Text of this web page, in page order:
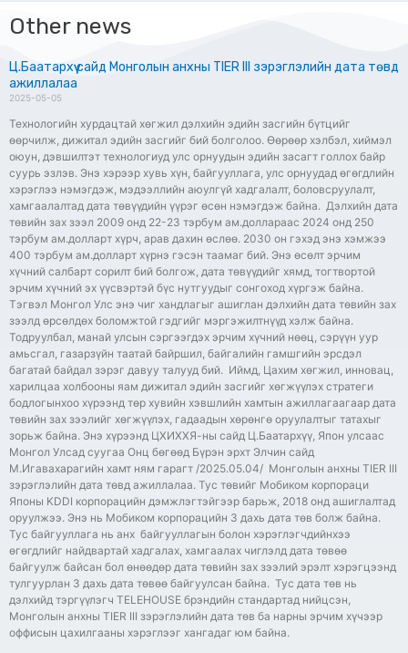
Other news
Ц.Баатархүү сайд Монголын анхны TIER III зэрэглэлийн дата төвд
ажиллалаа
2025-05-05
Технологийн хурдацтай хөгжил дэлхийн эдийн засгийн бүтцийг
өөрчилж, дижитал эдийн засгийг бий болголоо. Өөрөөр хэлбэл, хиймэл
оюун, дэвшилтэт технологиуд улс орнуудын эдийн засагт голлох байр
суурь эзлэв. Энэ хэрээр хувь хүн, байгууллага, улс орнуудад өгөгдлийн
хэрэглээ нэмэгдэж, мэдээллийн аюулгүй хадгалалт, боловсруулалт,
хамгаалалтад дата төвүүдийн үүрэг өсөн нэмэгдэж байна. Дэлхийн дата
төвийн зах зээл 2009 онд 22-23 тэрбум ам.доллараас 2024 онд 250
тэрбум ам.долларт хүрч, арав дахин өслөө. 2030 он гэхэд энэ хэмжээ
400 тэрбум ам.долларт хүрнэ гэсэн таамаг бий. Энэ өсөлт эрчим
хүчний салбарт сорилт бий болгож, дата төвүүдийг хямд, тогтвортой
эрчим хүчний эх үүсвэртэй бүс нутгуудыг сонгоход хүргэж байна.
Тэгвэл Монгол Улс энэ чиг хандлагыг ашиглан дэлхийн дата төвийн зах
зээлд өрсөлдөх боломжтой гэдгийг мэргэжилтнүүд хэлж байна.
Тодруулбал, манай улсын сэргээгдэх эрчим хүчний нөөц, сэрүүн уур
амьсгал, газарзүйн таатай байршил, байгалийн гамшгийн эрсдэл
багатай байдал зэрэг давуу талууд бий. Иймд, Цахим хөгжил, инновац,
харилцаа холбооны яам дижитал эдийн засгийг хөгжүүлэх стратеги
бодлогынхоо хүрээнд төр хувийн хэвшлийн хамтын ажиллагаагаар дата
төвийн зах зээлийг хөгжүүлэх, гадаадын хөрөнгө оруулалтыг татахыг
зорьж байна. Энэ хүрээнд ЦХИХХЯ-ны сайд Ц.Баатархүү, Япон улсаас
Монгол Улсад суугаа Онц бөгөөд Бүрэн эрхт Элчин сайд
М.Игавахарагийн хамт ням гарагт /2025.05.04/ Монголын анхны TIER III
зэрэглэлийн дата төвд ажиллалаа. Тус төвийг Мобиком корпораци
Японы KDDI корпорацийн дэмжлэгтэйгээр барьж, 2018 онд ашиглалтад
оруулжээ. Энэ нь Мобиком корпорацийн 3 дахь дата төв болж байна.
Тус байгууллага нь анх байгууллагын болон хэрэглэгчдийнхээ
өгөгдлийг найдвартай хадгалах, хамгаалах чиглэлд дата төвөө
байгуулж байсан бол өнөөдөр дата төвийн зах зээлий эрэлт хэрэгцээнд
тулгуурлан 3 дахь дата төвөө байгуулсан байна. Тус дата төв нь
дэлхийд тэргүүлэгч TELEHOUSE брэндийн стандартад нийцсэн,
Монголын анхны TIER III зэрэглэлийн дата төв ба нарны эрчим хүчээр
оффисын цахилгааны хэрэглээг хангадаг юм байна.